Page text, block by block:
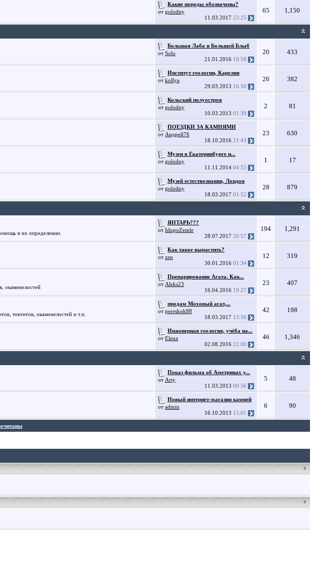
Какие породы обозначены?
от golodny
11.03.2017 23:25
65 1,150
Большая Лаба и Большой Блыб
от Solo
21.01.2016 10:58
20 433
Институт геологии, Карелия
от kollya
29.03.2013 16:50
26 382
Кольский полуостров
от golodny
10.03.2013 01:39
2 81
ПОЕЗДКИ ЗА КАМНЯМИ
от Андрей76
18.10.2016 21:43
23 630
Музеи в Екатеринбурге и...
от golodny
11.11.2014 04:55
1 17
Музей естествознания, Лондон
от golodny
18.03.2017 01:52
28 879
в их определении.
ЯНТАРЬ???
от IdupoZemle
28.07.2017 20:57
194 1,291
Как такое вырастить?
от zen
30.01.2016 01:34
12 319
окаменелостей
Препарирование Агата. Как...
от Aleks23
16.04.2016 19:27
23 407
тектитов, окаменелостей и т.п.
продам Моховый агат,...
от pereskok88
18.03.2017 13:36
42 198
Инженерная геология, учёба на...
от Elena
02.08.2016 22:00
46 1,346
Показ фильма об Аметринах у...
от Arty
11.03.2013 00:56
5 48
Новый интернет-магазин камней
от admin
16.10.2013 15:01
6 90